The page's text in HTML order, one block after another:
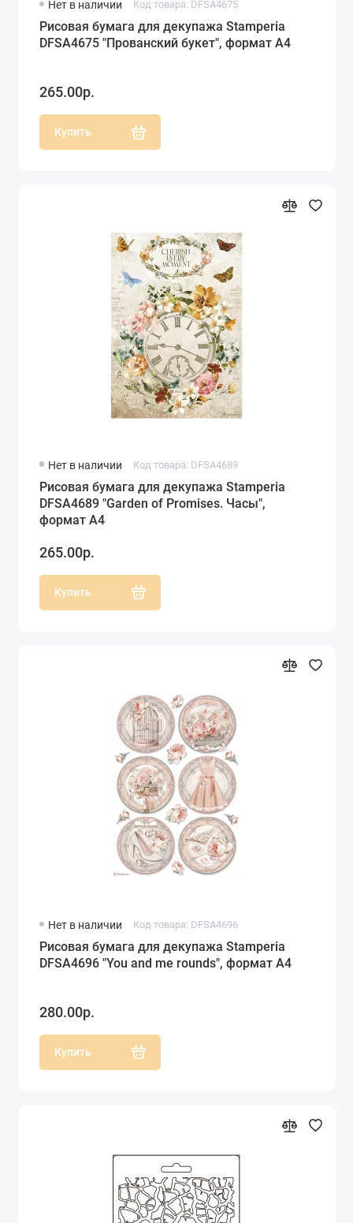
Нет в наличии Код товара: DFSA4675
Рисовая бумага для декупажа Stamperia
DFSA4675 "Прованский букет", формат А4
265.00р.
Купить
Нет в наличии Код товара: DFSA4689
Рисовая бумага для декупажа Stamperia
DFSA4689 "Garden of Promises. Часы",
формат А4
265.00р.
Купить
Нет в наличии Код товара: DFSA4696
Рисовая бумага для декупажа Stamperia
DFSA4696 "You and me rounds", формат А4
280.00р.
Купить